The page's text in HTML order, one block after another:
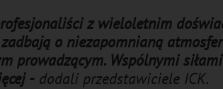
z wieloletnim
o niezapomnianą
prowadzącym. Wspólnymi
- dodali przedstawiciele ICK.